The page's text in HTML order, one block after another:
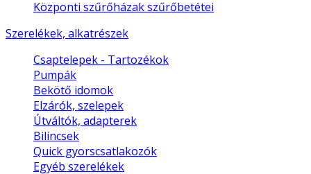
Központi szűrőházak szűrőbetétei
Szerelékek, alkatrészek
Csaptelepek - Tartozékok
Pumpák
Bekötő idomok
Elzárók, szelepek
Útváltók, adapterek
Bilincsek
Quick gyorscsatlakozók
Egyéb szerelékek